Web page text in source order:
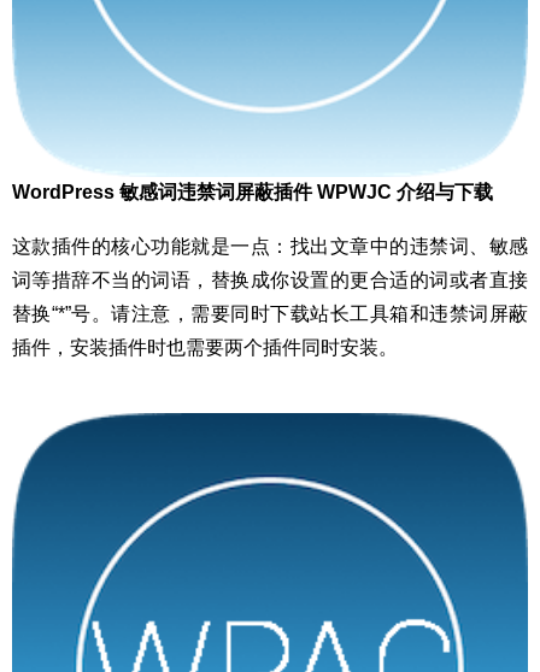
WordPress 敏感词违禁词屏蔽插件 WPWJC 介绍与下载
这款插件的核心功能就是一点：找出文章中的违禁词、敏感
词等措辞不当的词语，替换成你设置的更合适的词或者直接
替换“*”号。请注意，需要同时下载站长工具箱和违禁词屏蔽
插件，安装插件时也需要两个插件同时安装。